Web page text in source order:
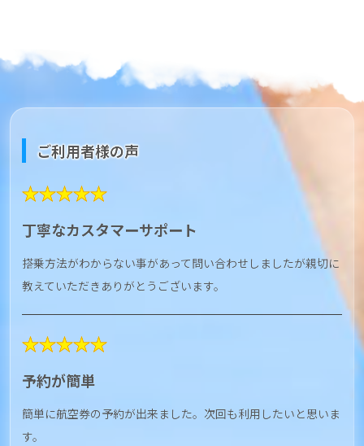
ご利用者様の声
★★★★★
丁寧なカスタマーサポート
搭乗方法がわからない事があって問い合わせしましたが親切に
教えていただきありがとうございます。
★★★★★
予約が簡単
簡単に航空券の予約が出来ました。次回も利用したいと思いま
す。